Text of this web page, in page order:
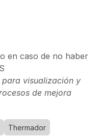
en caso de no haber
visualización y
de mejora
Thermador